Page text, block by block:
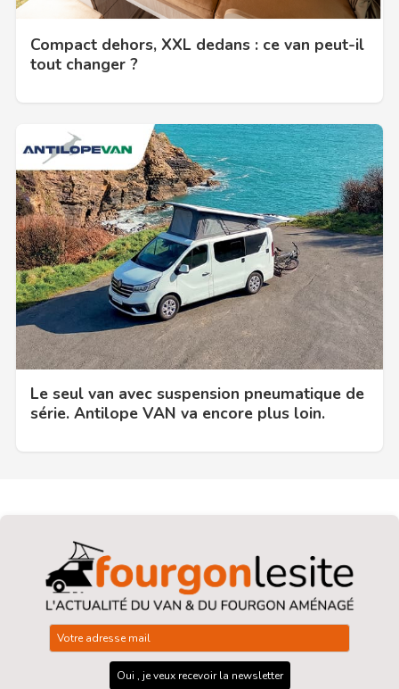
Compact dehors, XXL dedans : ce van peut-il
tout changer ?
Le seul van avec suspension pneumatique de
série. Antilope VAN va encore plus loin.
Oui , je veux recevoir la newsletter